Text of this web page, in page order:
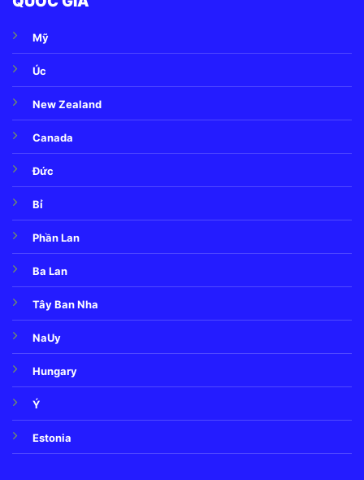
Mỹ
Úc
New Zealand
Canada
Đức
Bỉ
Phần Lan
Ba Lan
Tây Ban Nha
NaUy
Hungary
Ý
Estonia